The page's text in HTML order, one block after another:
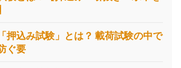
押込み試験」とは？ 載荷試験の中で
ぐ要